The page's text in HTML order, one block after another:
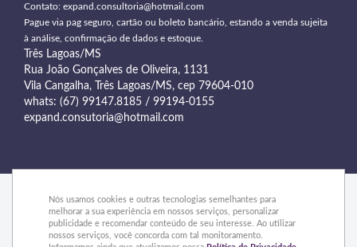
Contato: expand.consultoria@hotmail.com
Pague via pag seguro, cartão ou boleto bancário, estando a venda sujeita
à análise, confirmação de dados e estoque.
Três Lagoas/MS
Rua João Gonçalves de Oliveira, 1131
Vila Cangalha, Três Lagoas/MS, cep 79604-010
whats: (67) 99147.8185 / 99194-0155
expand.consutoria@hotmail.com
© 2015 Expand - Todos os direitos reservados
Nós usamos cookies e outras tecnologias semelhantes para
melhorar a sua experiência em nossos serviços, personalizar
publicidade e recomendar conteúdo de seu interesse. Ao utilizar
nossos serviços, você concorda com tal monitoramento.